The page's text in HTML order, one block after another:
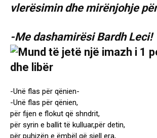
vlerësimin dhe mirënjohje
-Me dashamirësi Bardh Leci!
-Unë flas për qënien-
-Unë flas për qënien,
për fijen e flokut që shndrit,
për syrin e ballit të kulluar,për detin,
për puhizën e ëmbël që sjell era,